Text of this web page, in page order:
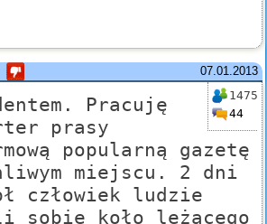
07.01.2013
1475
44
Pracuję
prasy
popularną gazetę
miejscu. 2 dni
człowiek ludzie
sobie koło leżącego